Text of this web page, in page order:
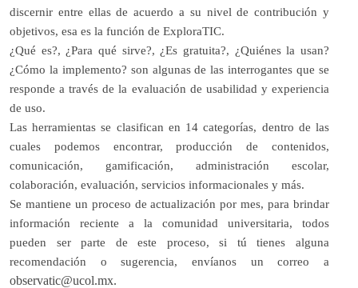
discernir entre ellas de acuerdo a su nivel de contribución y
objetivos, esa es la función de ExploraTIC.
¿Qué es?, ¿Para qué sirve?, ¿Es gratuita?, ¿Quiénes la usan?
¿Cómo la implemento? son algunas de las interrogantes que se
responde a través de la evaluación de usabilidad y experiencia
de uso.
Las herramientas se clasifican en 14 categorías, dentro de las
cuales podemos encontrar, producción de contenidos,
comunicación, gamificación, administración escolar,
colaboración, evaluación, servicios informacionales y más.
Se mantiene un proceso de actualización por mes, para brindar
información reciente a la comunidad universitaria, todos
pueden ser parte de este proceso, si tú tienes alguna
recomendación o sugerencia, envíanos un correo a
observatic@ucol.mx.